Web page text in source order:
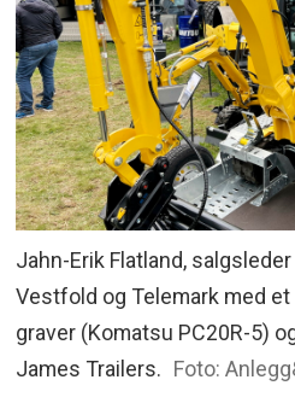
Jahn-Erik Flatland,
Vestfold og Telemark med
graver (Komatsu PC20R-5)
James Trailers. Foto: